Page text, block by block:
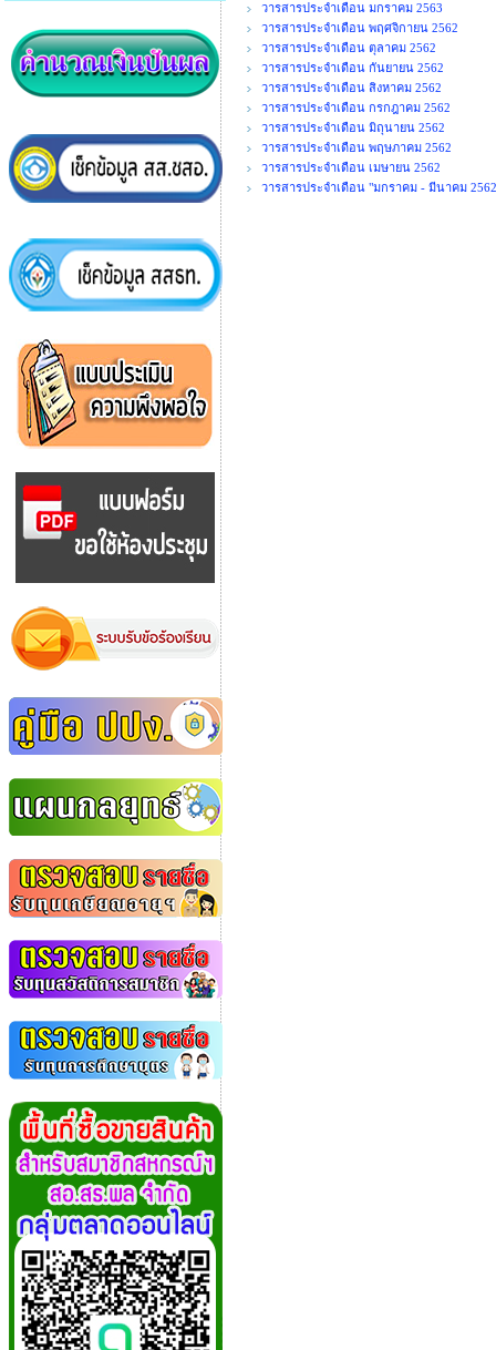
วารสารประจำเดือน มกราคม 2563
วารสารประจำเดือน พฤศจิกายน 2562
วารสารประจำเดือน ตุลาคม 2562
วารสารประจำเดือน กันยายน 2562
วารสารประจำเดือน สิงหาคม 2562
วารสารประจำเดือน กรกฎาคม 2562
วารสารประจำเดือน มิถุนายน 2562
วารสารประจำเดือน พฤษภาคม 2562
วารสารประจำเดือน เมษายน 2562
วารสารประจำเดือน "มกราคม - มีนาคม